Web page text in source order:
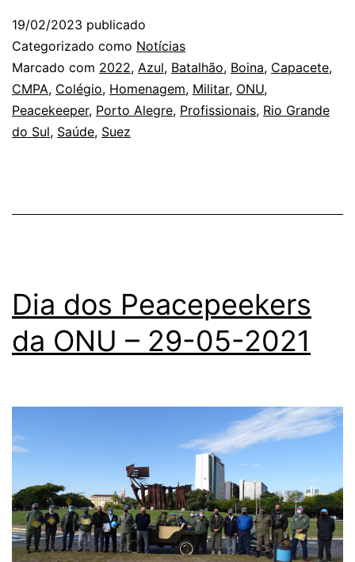
de
RS
19/02/2023 publicado
Categorizado como Notícias
Marcado com 2022, Azul, Batalhão, Boina, Capacete,
CMPA, Colégio, Homenagem, Militar, ONU,
Peacekeeper, Porto Alegre, Profissionais, Rio Grande
do Sul, Saúde, Suez
Dia dos Peacepeekers
da ONU – 29-05-2021